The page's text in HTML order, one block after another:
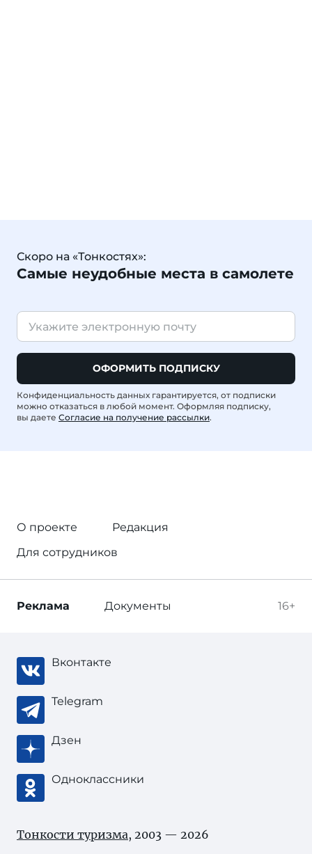
Скоро на «Тонкостях»:
Самые неудобные места в самолете
ОФОРМИТЬ ПОДПИСКУ
Конфиденциальность данных гарантируется, от подписки
можно отказаться в любой момент. Оформляя подписку,
вы даете Согласие на получение рассылки.
О проекте
Редакция
Для сотрудников
16+
Реклама Документы
Вконтакте
Telegram
Дзен
Одноклассники
Тонкости туризма, 2003 — 2026